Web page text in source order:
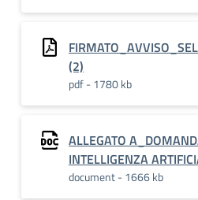
(2)
pdf - 1780 kb
ALLEGATO
INTELLIGENZA
document - 1666 kb